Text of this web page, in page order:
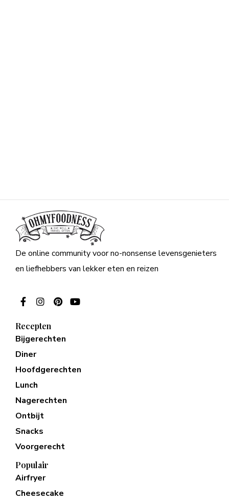
De online community voor no-nonsense levensgenieters
en liefhebbers van lekker eten en reizen
Recepten
Bijgerechten
Diner
Hoofdgerechten
Lunch
Nagerechten
Ontbijt
Snacks
Voorgerecht
Populair
Airfryer
Cheesecake